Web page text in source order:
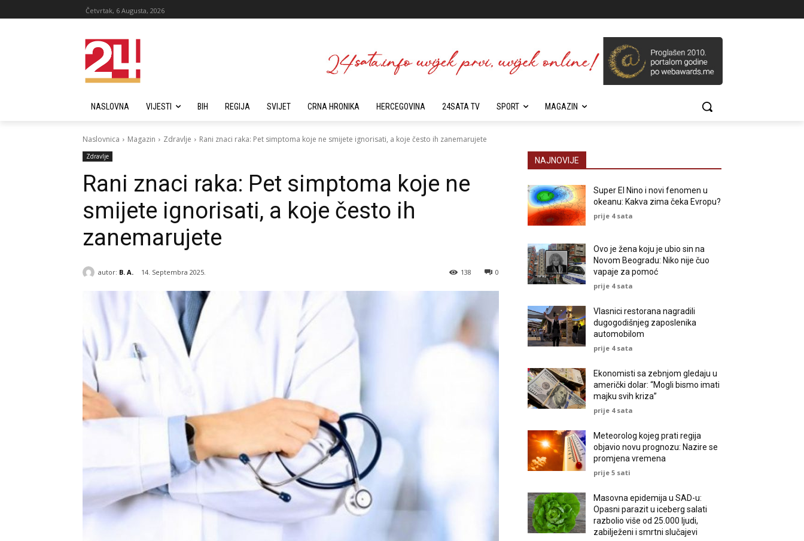
Četvrtak, 6 Augusta, 2026
NASLOVNA VIJESTI BIH REGIJA SVIJET CRNA HRONIKA HERCEGOVINA 24SATA TV SPORT MAGAZIN
Naslovnica Magazin Zdravlje Rani znaci raka: Pet simptoma koje ne smijete ignorisati, a koje često ih zanemarujete
Zdravlje
Rani znaci raka: Pet simptoma koje ne
smijete ignorisati, a koje često ih
zanemarujete
autor: B. A. 14. Septembra 2025. 0
138
NAJNOVIJE
Super El Nino i novi fenomen u
okeanu: Kakva zima čeka Evropu?
prije 4 sata
Ovo je žena koju je ubio sin na
Novom Beogradu: Niko nije čuo
vapaje za pomoć
prije 4 sata
Vlasnici restorana nagradili
dugogodišnjeg zaposlenika
automobilom
prije 4 sata
Ekonomisti sa zebnjom gledaju u
američki dolar: “Mogli bismo imati
majku svih kriza”
prije 4 sata
Meteorolog kojeg prati regija
objavio novu prognozu: Nazire se
promjena vremena
prije 5 sati
Masovna epidemija u SAD-u:
Opasni parazit u iceberg salati
razbolio više od 25.000 ljudi,
zabilježeni i smrtni slučajevi